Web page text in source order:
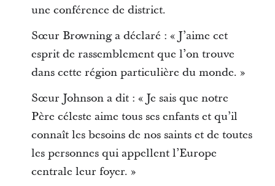
une conférence de district.
Sœur Browning a déclaré : « J’aime cet
esprit de rassemblement que l’on trouve
dans cette région particulière du monde. »
Sœur Johnson a dit : « Je sais que notre
Père céleste aime tous ses enfants et qu’il
connaît les besoins de nos saints et de toutes
les personnes qui appellent l’Europe
centrale leur foyer. »